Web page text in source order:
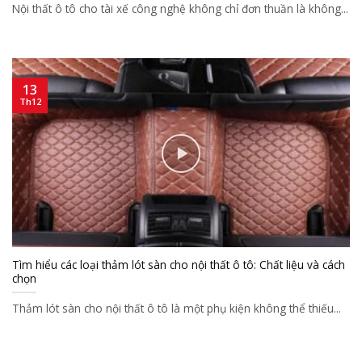
Nội thất ô tô cho tài xế công nghệ không chỉ đơn thuần là không...
Tìm hiểu các loại thảm lót sàn cho nội thất ô tô: Chất liệu và cách
chọn
Thảm lót sàn cho nội thất ô tô là một phụ kiện không thể thiếu...
13
Th12